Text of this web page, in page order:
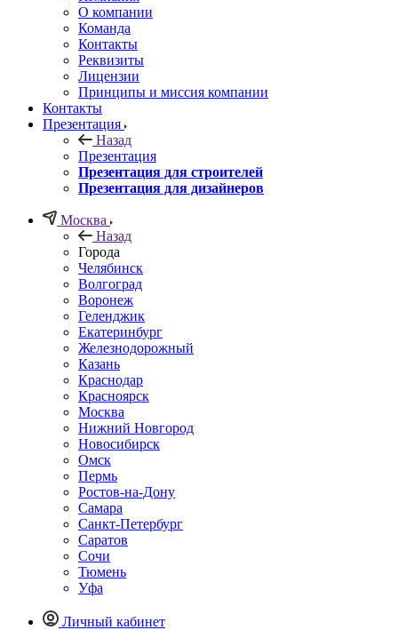
О компании
Команда
Контакты
Реквизиты
Лицензии
Принципы и миссия компании
Контакты
Презентация
Назад
Презентация
Презентация для строителей
Презентация для дизайнеров
Москва
Назад
Города
Челябинск
Волгоград
Воронеж
Геленджик
Екатеринбург
Железнодорожный
Казань
Краснодар
Красноярск
Москва
Нижний Новгород
Новосибирск
Омск
Пермь
Ростов-на-Дону
Самара
Санкт-Петербург
Саратов
Сочи
Тюмень
Уфа
Личный кабинет